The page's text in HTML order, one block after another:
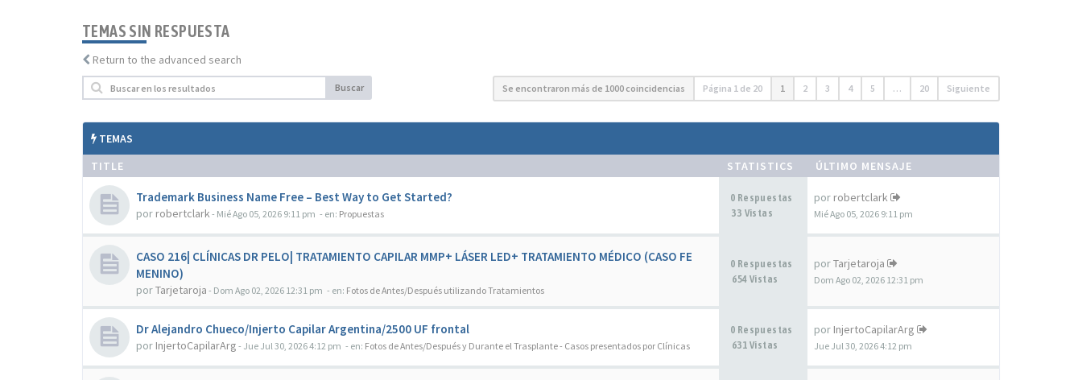
TEMAS SIN RESPUESTA
Return to the advanced search
Buscar Se encontraron más de 1000 coincidencias Página 1 de 20 1 2 3 4 5 … 20 Siguiente
TEMAS
TITLE
STATISTICS ÚLTIMO MENSAJE
Trademark Business Name Free – Best Way to Get Started?
por robertclark- Mié Ago 05, 2026 9:11 pm - en: Propuestas
0 Respuestas
33 Vistas
por robertclark
Mié Ago 05, 2026 9:11 pm
CASO 216| CLÍNICAS DR PELO| TRATAMIENTO CAPILAR MMP+ LÁSER LED+ TRATAMIENTO MÉDICO (CASO FE
MENINO)
porTarjetaroja - Dom Ago 02, 2026 12:31 pm - en: Fotos de Antes/Después utilizando Tratamientos
0 Respuestas
654 Vistas
porTarjetaroja
Dom Ago 02, 2026 12:31 pm
Dr Alejandro Chueco/Injerto Capilar Argentina/2500 UF frontal
por InjertoCapilarArg - Jue Jul 30, 2026 4:12 pm - en: Fotos de Antes/Después y Durante el Trasplante - Casos presentados por Clínicas
0 Respuestas
631 Vistas
por InjertoCapilarArg
Jue Jul 30, 2026 4:12 pm